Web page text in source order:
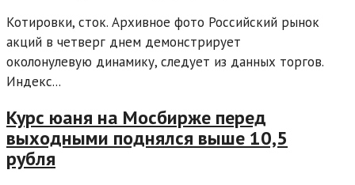
Котировки, сток. Архивное фото Российский рынок
акций в четверг днем демонстрирует
околонулевую динамику, следует из данных торгов.
Индекс...
Курс юаня на Мосбирже перед
выходными поднялся выше 10,5
рубля